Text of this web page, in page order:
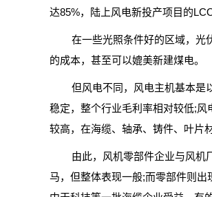
达85%，陆上风电新投产项目的
在一些光照条件好的区域，光
的成本，甚至可以媲美新建煤电。
但风电不同，风电主机基本是
稳定，整个行业毛利率相对较低;
较高，在海缆、轴承、铸件、叶片
由此，风机零部件企业与风机
马，但整体表现一般;而零部件则出